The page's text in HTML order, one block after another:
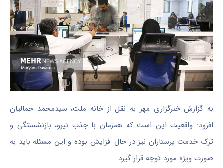
به گزارش خبرگزاری مهر به نقل از خانه ملت، سیدمحمد جمالیان
افزود: واقعیت این است که همزمان با جذب نیرو، بازنشستگی و
ترک خدمت پرستاران نیز در حال افزایش بوده و این مسئله باید به
صورت ویژه مورد توجه قرار گیرد.